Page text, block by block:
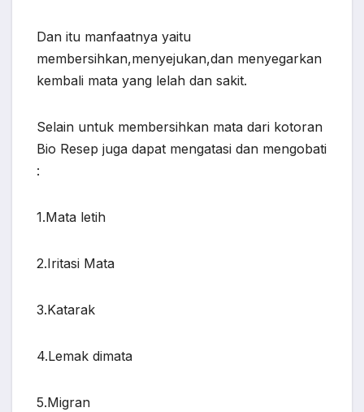
Dan itu manfaatnya yaitu
membersihkan,menyejukan,dan menyegarkan
kembali mata yang lelah dan sakit.
Selain untuk membersihkan mata dari kotoran
Bio Resep juga dapat mengatasi dan mengobati
:
1.Mata letih
2.Iritasi Mata
3.Katarak
4.Lemak dimata
5.Migran